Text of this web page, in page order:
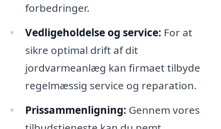
forbedringer.
Vedligeholdelse og service: For at
sikre optimal drift af dit
jordvarmeanlæg kan firmaet tilbyde
regelmæssig service og reparation.
Prissammenligning: Gennem vores